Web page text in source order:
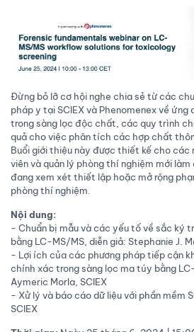
Đừng bỏ lỡ cơ hội nghe chia sẻ từ các
pháp y tại SCIEX và Phenomenex về
trong sàng lọc độc chất, các quy trình
quả cho việc phân tích các hợp chất
Buổi giới thiệu này được thiết kế cho các
viên và quản lý phòng thí nghiệm mới làm
đang xem xét thiết lập hoặc mở rộng
phòng thí nghiệm.
Nội dung:
- Chuẩn bị mẫu và các yếu tố về sắc ký
bằng LC-MS/MS, diễn giả: Stephanie J.
- Lợi ích của các phương pháp tiếp cận
chính xác trong sàng lọc ma túy bằng
Aymeric Morla, SCIEX
- Xử lý và báo cáo dữ liệu với phần mềm
SCIEX